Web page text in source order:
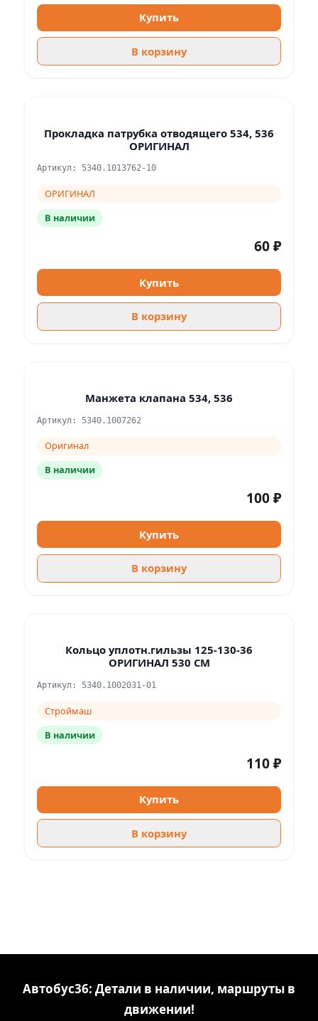
Купить
В корзину
Прокладка патрубка отводящего 534, 536
ОРИГИНАЛ
Артикул: 5340.1013762-10
ОРИГИНАЛ
В наличии
60 ₽
Купить
В корзину
Манжета клапана 534, 536
Артикул: 5340.1007262
Оригинал
В наличии
100 ₽
Купить
В корзину
Кольцо уплотн.гильзы 125-130-36
ОРИГИНАЛ 530 СМ
Артикул: 5340.1002031-01
Строймаш
В наличии
110 ₽
Купить
В корзину
Автобус36: Детали в наличии, маршруты в
движении!